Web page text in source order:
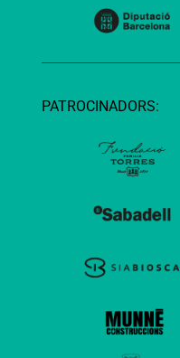
PATROCINADORS: